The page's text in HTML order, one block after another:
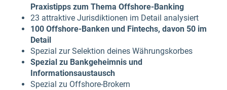
Praxistipps zum Thema Offshore-Banking
23 attraktive Jurisdiktionen im Detail analysiert
100 Offshore-Banken und Fintechs, davon 50 im
Detail
Spezial zur Selektion deines Währungskorbes
Spezial zu Bankgeheimnis und
Informationsaustausch
Spezial zu Offshore-Brokern